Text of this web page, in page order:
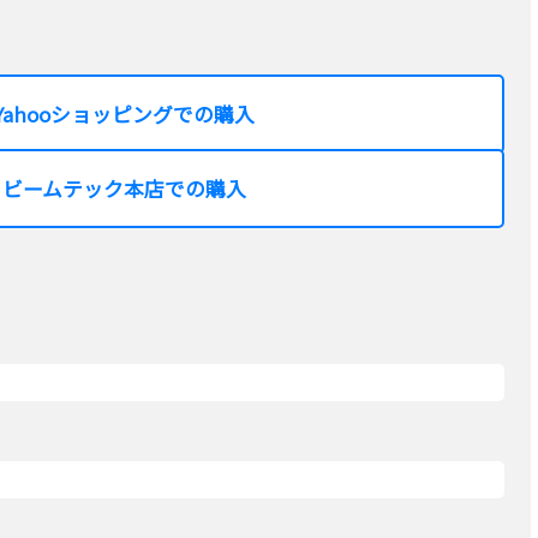
ショッピングでの購入
ビームテック本店での購入